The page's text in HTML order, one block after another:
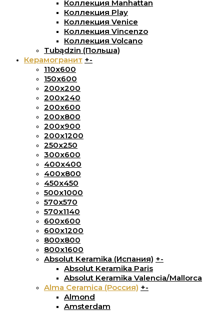
Коллекция Manhattan
Коллекция Play
Коллекция Venice
Коллекция Vincenzo
Коллекция Volcano
Tubądzin (Польша)
Керамогранит +-
110x600
150х600
200x200
200х240
200х600
200х800
200х900
200х1200
250x250
300х600
400х400
400х800
450х450
500х1000
570х570
570х1140
600х600
600х1200
800х800
800x1600
Absolut Keramika (Испания) +-
Absolut Keramika Paris
Absolut Keramika Valencia/Mallorca
Alma Ceramica (Россия) +-
Almond
Amsterdam